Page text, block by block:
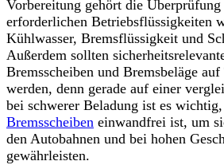
Vorbereitung gehört die
erforderlichen Betriebsflüssigkeiten
Kühlwasser, Bremsflüssigkeit und
Außerdem sollten
Bremsscheiben und Bremsbeläge
werden, denn gerade auf einer
bei schwerer Beladung ist es
Bremsscheiben einwandfrei ist, um
den Autobahnen und bei hohen
gewährleisten.